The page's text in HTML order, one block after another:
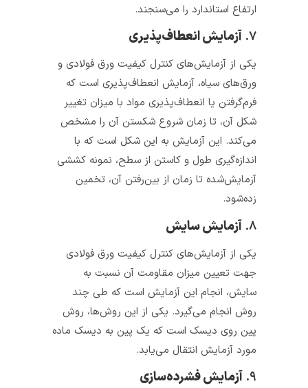
ارتفاع استاندارد را می‌سنجند.
آزمایش انعطاف‌پذیری
یکی از آزمایش‌های کنترل کیفیت ورق‌ فولادی و
ورق‌های سیاه، آزمایش انعطاف‌پذیری است که
فرم‌گرفتن یا انعطاف‌پذیری مواد با میزان تغییر
شکل آن، تا زمان شروع شکستن آن را مشخص
می‌کند. این آزمایش به این شکل است که با
اندازه‌گیری طول و کاستن از سطح، نمونه کششی
آزمایش‌شده تا زمان از بین‌رفتن آن، تخمین
آزمایش سایش
یکی از آزمایش‌های کنترل کیفیت ورق‌ فولادی
جهت تعیین میزان مقاومت آن نسبت به
سایش، انجام این آزمایش است که طی چند
روش انجام می‌گیرد. یکی از این روش‌ها، روش
پین روی دیسک است که یک پین به دیسک ماده
مورد آزمایش انتقال می‌یابد.
آزمایش فشرده‌سازی